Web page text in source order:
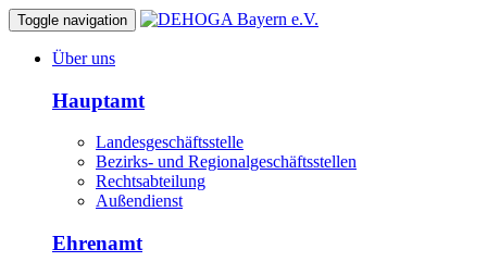
Toggle navigation
Über uns
Hauptamt
Landesgeschäftsstelle
Bezirks- und Regionalgeschäftsstellen
Rechtsabteilung
Außendienst
Ehrenamt